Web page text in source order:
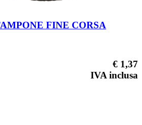
FINE CORSA
€ 1,37
IVA inclusa